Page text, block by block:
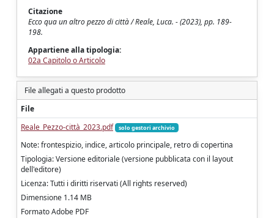
Citazione
Ecco qua un altro pezzo di città / Reale, Luca. - (2023), pp. 189-
198.
Appartiene alla tipologia:
02a Capitolo o Articolo
File allegati a questo prodotto
File
Reale_Pezzo-città_2023.pdf
solo gestori archivio
Note: frontespizio, indice, articolo principale, retro di copertina
Tipologia: Versione editoriale (versione pubblicata con il layout
dell'editore)
Licenza: Tutti i diritti riservati (All rights reserved)
Dimensione 1.14 MB
Formato Adobe PDF